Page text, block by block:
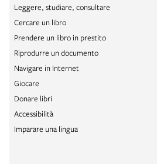
Leggere, studiare, consultare
Cercare un libro
Prendere un libro in prestito
Riprodurre un documento
Navigare in Internet
Giocare
Donare libri
Accessibilità
Imparare una lingua